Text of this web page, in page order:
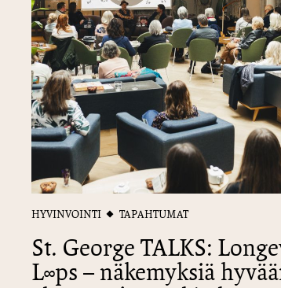
HYVINVOINTI TAPAHTUMAT
St. George TALKS:
L∞​ps – näkemyksiä